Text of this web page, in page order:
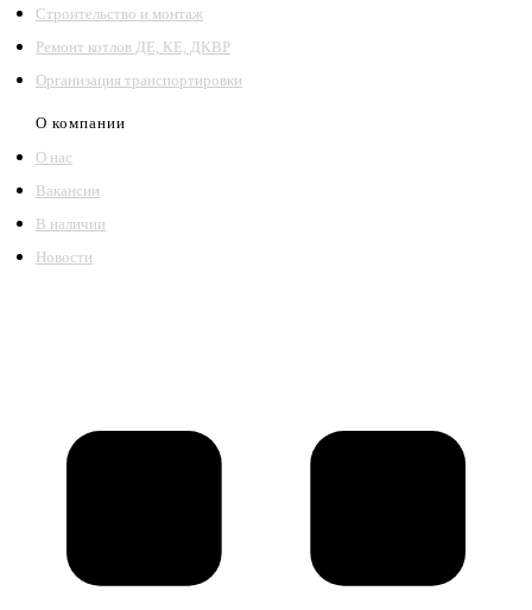
Строительство и монтаж
Ремонт котлов ДЕ, КЕ, ДКВР
Организация транспортировки
О компании
О нас
Вакансии
В наличии
Новости